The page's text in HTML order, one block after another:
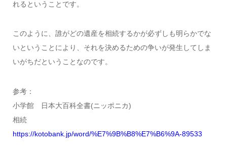
れるということです。
このように、誰がどの遺産を相続するかが必ずしも明らかでな
いということにより、それを決めるための争いが発生してしま
いがちだということなのです。
参考：
小学館 日本大百科全書(ニッポニカ)
相続
https://kotobank.jp/word/%E7%9B%B8%E7%B6%9A-89533